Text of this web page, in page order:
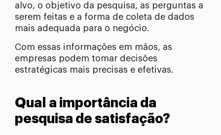
alvo, o objetivo da pesquisa, as perguntas a
serem feitas e a forma de coleta de dados
mais adequada para o negócio.
Com essas informações em mãos, as
empresas podem tomar decisões
estratégicas mais precisas e efetivas.
Qual a importância da
pesquisa de satisfação?